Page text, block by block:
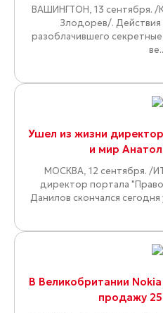
ВАШИНГТОН, 13 сентября.
Злодорев/.
разоблачившего
Ушел из жизни
и мир
МОСКВА, 12 сентября. /
директор портала
Данилов скончался
В Великобритании
продажу